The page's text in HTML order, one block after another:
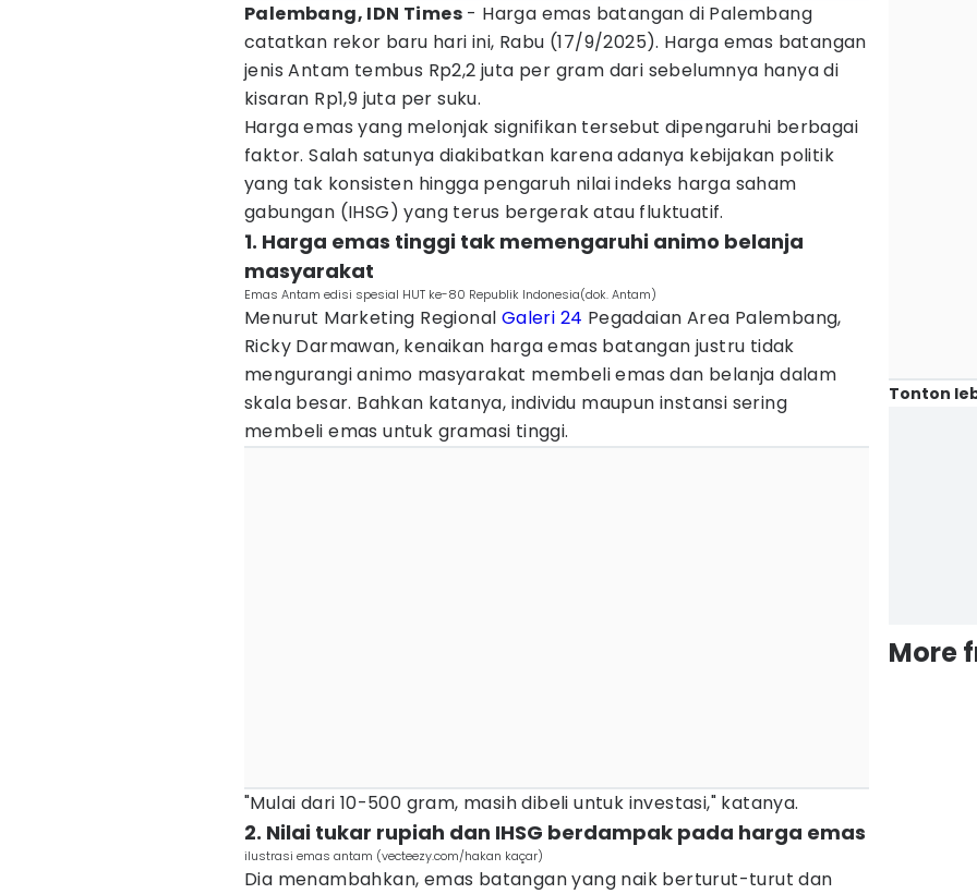
Palembang, IDN Times - Harga emas batangan di Palembang
catatkan rekor baru hari ini, Rabu (17/9/2025). Harga emas batangan
jenis Antam tembus Rp2,2 juta per gram dari sebelumnya hanya di
kisaran Rp1,9 juta per suku.
Harga emas yang melonjak signifikan tersebut dipengaruhi berbagai
faktor. Salah satunya diakibatkan karena adanya kebijakan politik
yang tak konsisten hingga pengaruh nilai indeks harga saham
gabungan (IHSG) yang terus bergerak atau fluktuatif.
1. Harga emas tinggi tak memengaruhi animo belanja
masyarakat
Emas Antam edisi spesial HUT ke-80 Republik Indonesia(dok. Antam)
Menurut Marketing Regional Galeri 24 Pegadaian Area Palembang,
Ricky Darmawan, kenaikan harga emas batangan justru tidak
mengurangi animo masyarakat membeli emas dan belanja dalam
skala besar. Bahkan katanya, individu maupun instansi sering
membeli emas untuk gramasi tinggi.
"Mulai dari 10-500 gram, masih dibeli untuk investasi," katanya.
2. Nilai tukar rupiah dan IHSG berdampak pada harga emas
ilustrasi emas antam (vecteezy.com/hakan kaçar)
Dia menambahkan, emas batangan yang naik berturut-turut dan
Tonton
More